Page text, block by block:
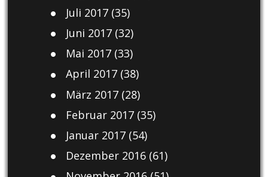
Juli 2017(35)
Juni 2017(32)
Mai 2017(33)
April 2017(38)
März 2017(28)
Februar 2017(35)
Januar 2017(54)
Dezember 2016(61)